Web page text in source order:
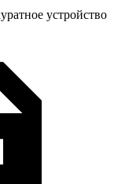
устройство